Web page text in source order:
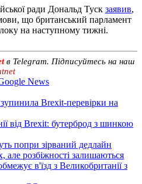
ради Дональд Туск заявив,
що британський парламент
на наступному тижні.
в Telegram. Підписуйтесь на наш
News
Brexit-перевірки на
від Brexit: бутерброд з шинкою
попри зірваний дедлайн
але розбіжності залишаються
в'їзд з Великобританії з